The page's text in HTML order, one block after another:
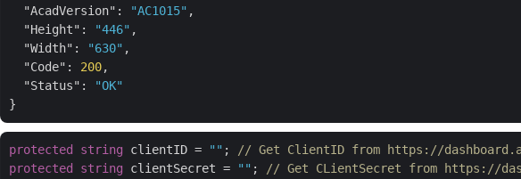
"AcadVersion" : "AC1015" ,
"Height" : "446" ,
"Width" : "630" ,
"Code" : 200,
"Status" :
"OK"
protected string clientID = "" ;
// Get ClientID from https://
protected
string clientSecret = "" ; // Get CLientSecret from https://